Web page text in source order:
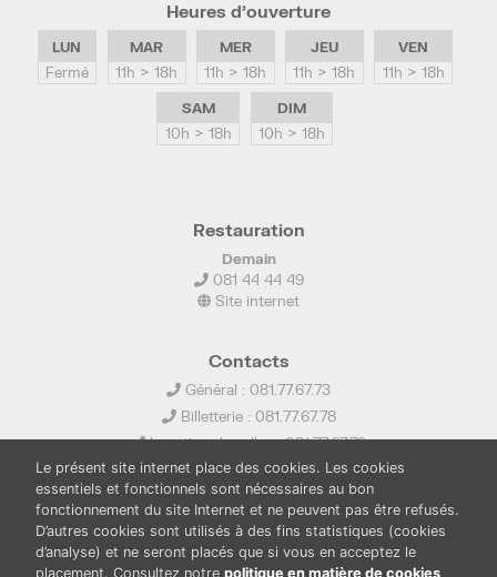
Heures d’ouverture
LUN
Fermé
MAR
11h > 18h
MER
11h > 18h
JEU
11h > 18h
VEN
11h > 18h
SAM
10h > 18h
DIM
10h > 18h
Restauration
Demain
081 44 44 49
Site internet
Contacts
Général : 081.77.67.73
Billetterie : 081.77.67.78
Location de salles : 081.77.67.79
info@ledelta.be
Le présent site internet place des cookies. Les cookies
essentiels et fonctionnels sont nécessaires au bon
fonctionnement du site Internet et ne peuvent pas être refusés.
D’autres cookies sont utilisés à des fins statistiques (cookies
d’analyse) et ne seront placés que si vous en acceptez le
placement. Consultez notre politique en matière de cookies